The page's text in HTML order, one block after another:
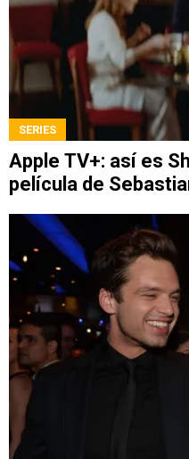
SERIES
Apple TV+: así es
película de